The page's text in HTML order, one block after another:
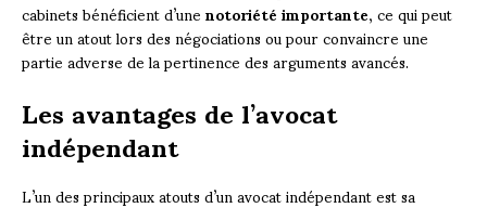
cabinets bénéficient d’unenotoriété importante, ce qui peut
être un atout lors des négociations ou pour convaincre une
partie adverse de la pertinence des arguments avancés.
Les avantages de l’avocat
indépendant
L’un des principaux atouts d’un avocat indépendant est sa